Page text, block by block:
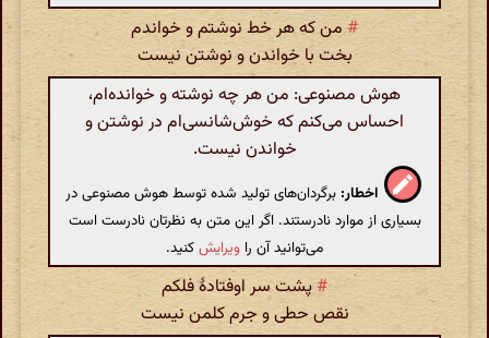
#من که هر خط نوشتم و خواندم
بخت با خواندن و نوشتن نیست
هوش مصنوعی: من هر چه نوشته و خوانده‌ام،
احساس می‌کنم که خوش‌شانسی‌ام در نوشتن و
خواندن نیست.
اخطار: برگردان‌های تولید شده توسط هوش مصنوعی در
بسیاری از موارد نادرستند. اگر این متن به نظرتان نادرست است
می‌توانید آن را ویرایشکنید.
#پشت سر اوفتادهٔ فلکم
نقص حطی و جرم کلمن نیست